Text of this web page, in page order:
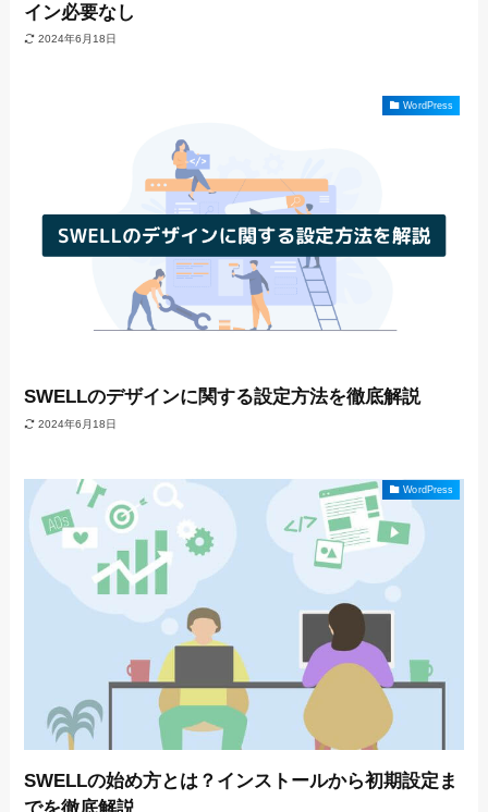
イン必要なし
2024年6月18日
WordPress
SWELLのデザインに関する設定方法を徹底解説
2024年6月18日
WordPress
SWELLの始め方とは？インストールから初期設定ま